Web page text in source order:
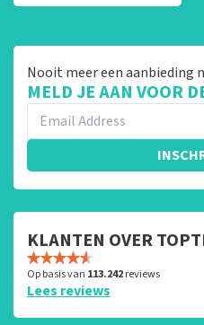
Nooit meer een aanbieding
MELD JE AAN VOOR
KLANTEN OVER
Op basis van 113.242reviews
Lees reviews